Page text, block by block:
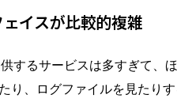
イスが比較的複雑
するサービスは多すぎて、
り、ログファイルを見たり